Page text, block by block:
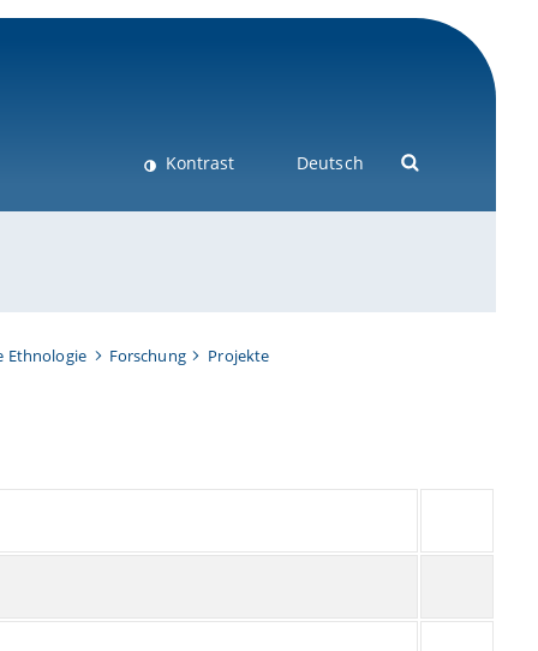
Kontrast Deutsch
Ethnologie Forschung
Projekte